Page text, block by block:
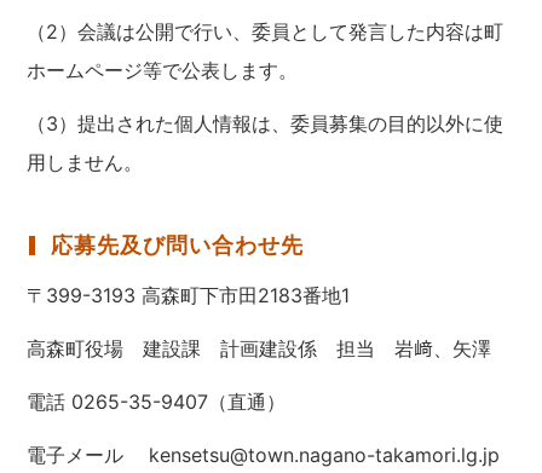
（2）会議は公開で行い、委員として発言した内容は町
ホームページ等で公表します。
（3）提出された個人情報は、委員募集の目的以外に使
用しません。
応募先及び問い合わせ先
〒399-3193 高森町下市田2183番地1
高森町役場 建設課 計画建設係 担当 岩﨑、矢澤
電話 0265-35-9407（直通）
電子メール kensetsu@town.nagano-takamori.lg.jp